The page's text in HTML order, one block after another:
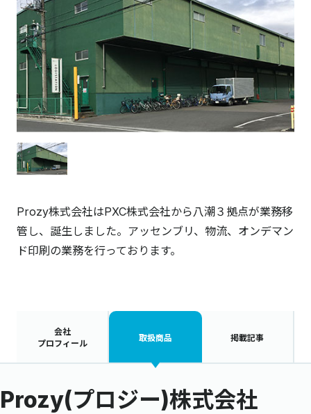
Prozy株式会社はPXC株式会社から八潮３拠点が業務移
管し、誕生しました。アッセンブリ、物流、オンデマン
ド印刷の業務を行っております。
会社
プロフィール
取扱商品 掲載記事
Prozy(プロジー)株式会社